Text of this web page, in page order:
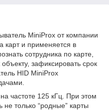
MiniProx от компании
карт и применяется в
сотрудника по карте,
зафиксировать срок
HID MiniProx
частоте 125 кГц. При этом
не только “родные” карты